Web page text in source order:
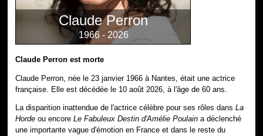
Claude Perron
1966 - 2026
Claude Perron est morte
Claude Perron, née le 23 janvier 1966 à Nantes, était une actrice
française. Elle est décédée le 10 août 2026, à l'âge de 60 ans.
La disparition inattendue de l'actrice célèbre pour ses rôles dansLa
Horde ou encoreLe Fabuleux Destin d'Amélie Poulain a déclenché
une importante vague d'émotion en France et dans le reste du